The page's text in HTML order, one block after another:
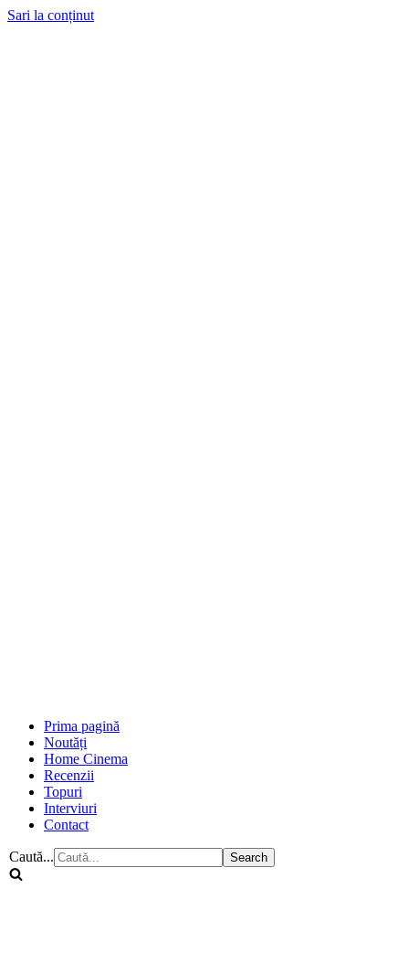
Sari la conținut
Prima pagină
Noutăți
Home Cinema
Recenzii
Topuri
Interviuri
Contact
Caută...